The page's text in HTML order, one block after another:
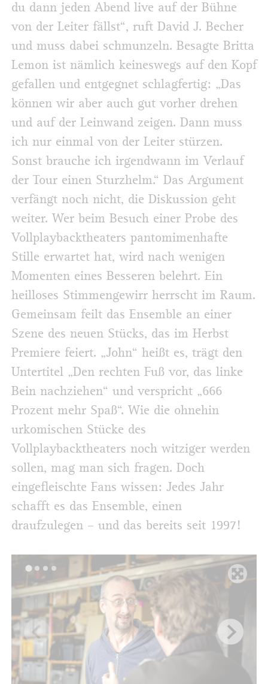
du dann jeden Abend live auf der Bühne
von der Leiter fällst“, ruft David J. Becher
und muss dabei schmunzeln. Besagte Britta
Lemon ist nämlich keineswegs auf den Kopf
gefallen und entgegnet schlagfertig: „Das
können wir aber auch gut vorher drehen
und auf der Leinwand zeigen. Dann muss
ich nur einmal von der Leiter stürzen.
Sonst brauche ich irgendwann im Verlauf
der Tour einen Sturzhelm.“ Das Argument
verfängt noch nicht, die Diskussion geht
weiter. Wer beim Besuch einer Probe des
Vollplaybacktheaters pantomimenhafte
Stille erwartet hat, wird nach wenigen
Momenten eines Besseren belehrt. Ein
heilloses Stimmengewirr herrscht im Raum.
Gemeinsam feilt das Ensemble an einer
Szene des neuen Stücks, das im Herbst
Premiere feiert. „John“ heißt es, trägt den
Untertitel „Den rechten Fuß vor, das linke
Bein nachziehen“ und verspricht „666
Prozent mehr Spaß“. Wie die ohnehin
urkomischen Stücke des
Vollplaybacktheaters noch witziger werden
sollen, mag man sich fragen. Doch
eingefleischte Fans wissen: Jedes Jahr
schafft es das Ensemble, einen
draufzulegen – und das bereits seit 1997!